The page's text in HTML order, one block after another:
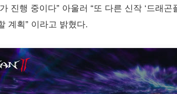
진행 중이다” 아울러 “또 다른 신작 ‘드래
계획” 이라고 밝혔다.